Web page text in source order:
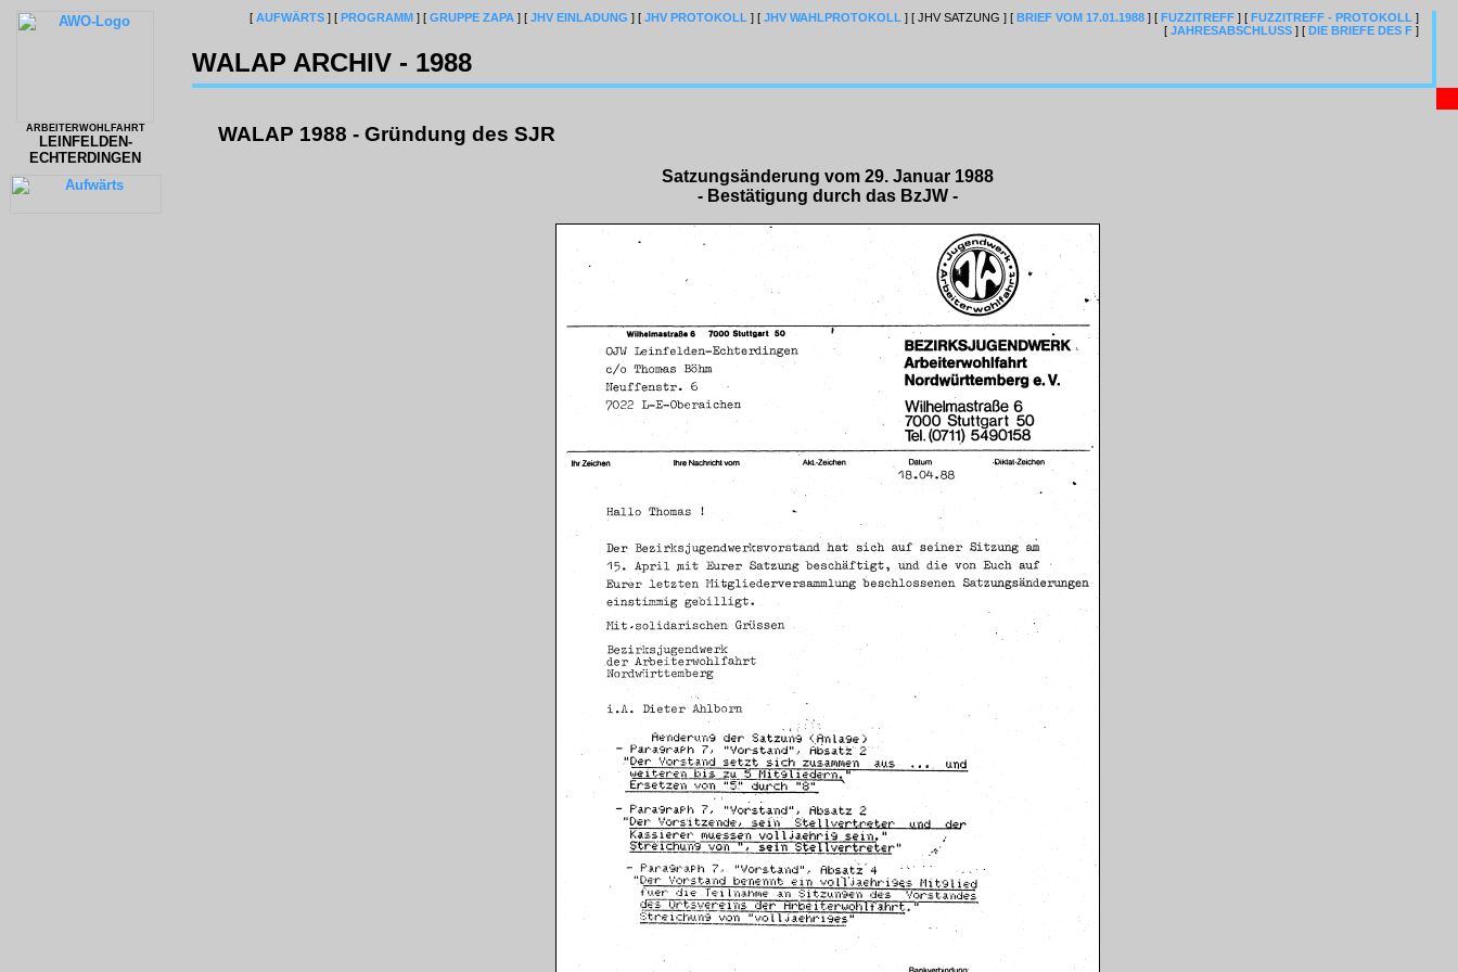
[ AUFWÄRTS ] [ PROGRAMM ] [ GRUPPE ZAPA ] [ JHV EINLADUNG ] [ JHV PROTOKOLL ] [ JHV WAHLPROTOKOLL ] [ JHV SATZUNG ] [ BRIEF VOM 17.01.1988 ] [ FUZZITREFF ] [ FUZZITREFF - PROTOKOLL ]
[ JAHRESABSCHLUSS ] [ DIE BRIEFE DES F ]
WALAP ARCHIV - 1988
ARBEITERWOHLFAHRT
LEINFELDEN-
ECHTERDINGEN
WALAP 1988 - Gründung des SJR
Satzungsänderung vom 29. Januar 1988
- Bestätigung durch das BzJW -